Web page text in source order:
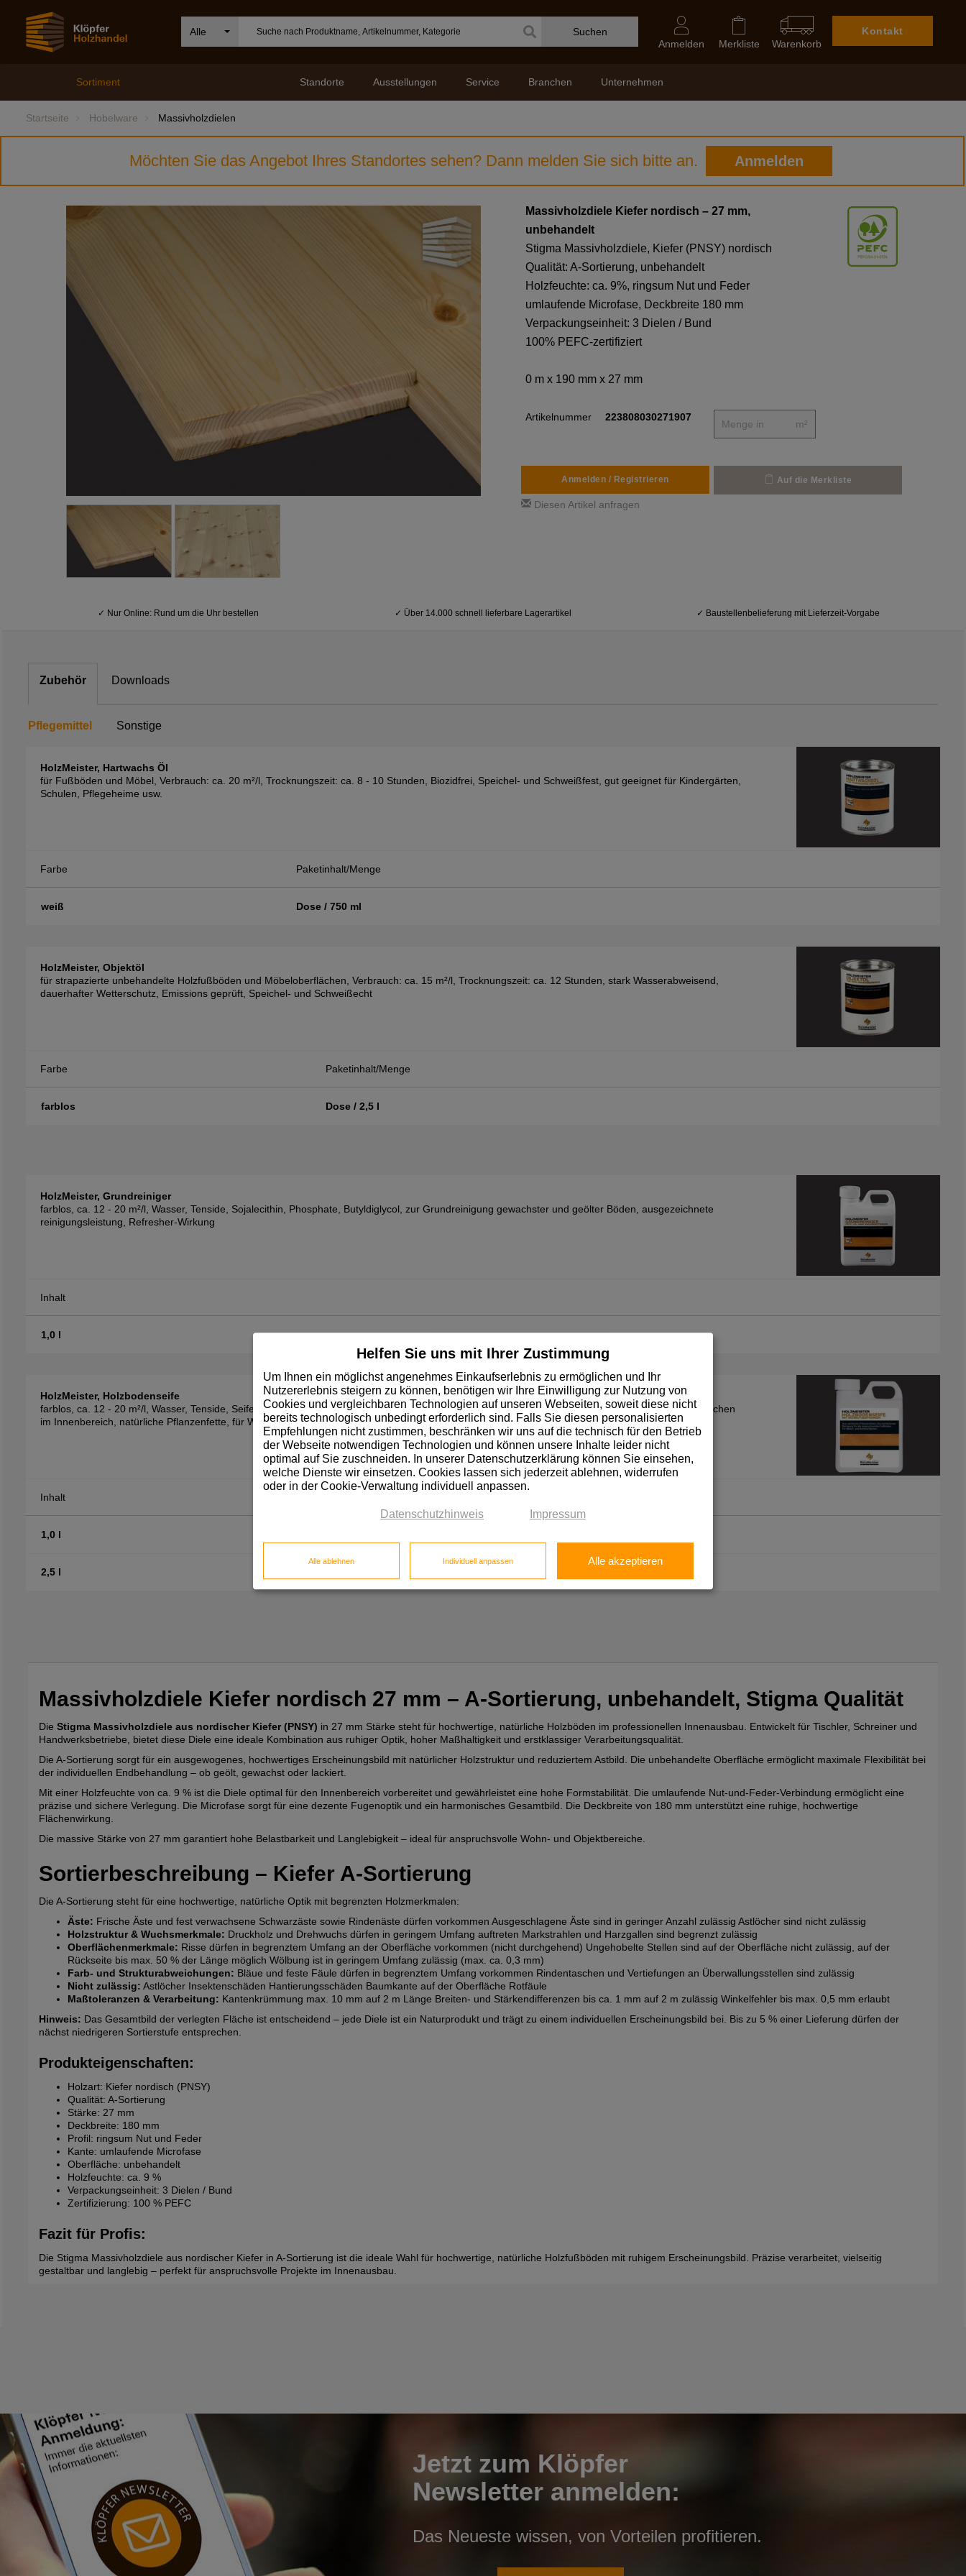
Alle Suchen
Kontakt
Warenkorb
Merkliste
Anmelden
Unternehmen
Branchen
Service
Ausstellungen
Standorte
Sortiment
Startseite Hobelware Massivholzdielen
Möchten Sie das Angebot Ihres Standortes sehen? Dann melden Sie sich bitte an. Anmelden
Massivholzdiele Kiefer nordisch – 27 mm,
unbehandelt
Stigma Massivholzdiele, Kiefer (PNSY) nordisch
Qualität: A-Sortierung, unbehandelt
Holzfeuchte: ca. 9%, ringsum Nut und Feder
umlaufende Microfase, Deckbreite 180 mm
Verpackungseinheit: 3 Dielen / Bund
100% PEFC-zertifiziert
0 m x 190 mm x 27 mm
Artikelnummer 223808030271907
m²
Anmelden / Registrieren Auf die Merkliste
Diesen Artikel anfragen
✓ Nur Online: Rund um die Uhr bestellen ✓ Über 14.000 schnell lieferbare Lagerartikel ✓ Baustellenbelieferung mit Lieferzeit-Vorgabe
Zubehör Downloads
Pflegemittel Sonstige
HolzMeister, Hartwachs Öl
für Fußböden und Möbel, Verbrauch: ca. 20 m²/l, Trocknungszeit: ca. 8 - 10 Stunden, Biozidfrei, Speichel- und Schweißfest, gut geeignet für Kindergärten,
Schulen, Pflegeheime usw.
Farbe Paketinhalt/Menge
weiß Dose / 750 ml
HolzMeister, Objektöl
für strapazierte unbehandelte Holzfußböden und Möbeloberflächen, Verbrauch: ca. 15 m²/l, Trocknungszeit: ca. 12 Stunden, stark Wasserabweisend,
dauerhafter Wetterschutz, Emissions geprüft, Speichel- und Schweißecht
Farbe Paketinhalt/Menge
farblos Dose / 2,5 l
HolzMeister, Grundreiniger
farblos, ca. 12 - 20 m²/l, Wasser, Tenside, Sojalecithin, Phosphate, Butyldiglycol, zur Grundreinigung gewachster und geölter Böden, ausgezeichnete
reinigungsleistung, Refresher-Wirkung
Inhalt
1,0 l
HolzMeister, Holzbodenseife
farblos, ca. 12 - 20 m²/l, Wasser, Tenside, Seife, Sojalezithin, Pottasche, Konservierungsmittel, reinigt und pflegt empfindliche Weich- und Hartholzflächen
im Innenbereich, natürliche Pflanzenfette, für Weich- und Hartholzflächen, für alle anspruchsvollen Fußböden
Inhalt
1,0 l
2,5 l
Massivholzdiele Kiefer nordisch 27 mm – A-Sortierung, unbehandelt, Stigma Qualität
Die Stigma Massivholzdiele aus nordischer Kiefer (PNSY) in 27 mm Stärke steht für hochwertige, natürliche Holzböden im professionellen Innenausbau. Entwickelt für Tischler, Schreiner und
Handwerksbetriebe, bietet diese Diele eine ideale Kombination aus ruhiger Optik, hoher Maßhaltigkeit und erstklassiger Verarbeitungsqualität.
Die A-Sortierung sorgt für ein ausgewogenes, hochwertiges Erscheinungsbild mit natürlicher Holzstruktur und reduziertem Astbild. Die unbehandelte Oberfläche ermöglicht maximale Flexibilität bei
der individuellen Endbehandlung – ob geölt, gewachst oder lackiert.
Mit einer Holzfeuchte von ca. 9 % ist die Diele optimal für den Innenbereich vorbereitet und gewährleistet eine hohe Formstabilität. Die umlaufende Nut-und-Feder-Verbindung ermöglicht eine
präzise und sichere Verlegung. Die Microfase sorgt für eine dezente Fugenoptik und ein harmonisches Gesamtbild. Die Deckbreite von 180 mm unterstützt eine ruhige, hochwertige
Flächenwirkung.
Die massive Stärke von 27 mm garantiert hohe Belastbarkeit und Langlebigkeit – ideal für anspruchsvolle Wohn- und Objektbereiche.
Sortierbeschreibung – Kiefer A-Sortierung
Die A-Sortierung steht für eine hochwertige, natürliche Optik mit begrenzten Holzmerkmalen:
Äste: Frische Äste und fest verwachsene Schwarzäste sowie Rindenäste dürfen vorkommen Ausgeschlagene Äste sind in geringer Anzahl zulässig Astlöcher sind nicht zulässig
Holzstruktur & Wuchsmerkmale: Druckholz und Drehwuchs dürfen in geringem Umfang auftreten Markstrahlen und Harzgallen sind begrenzt zulässig
Oberflächenmerkmale: Risse dürfen in begrenztem Umfang an der Oberfläche vorkommen (nicht durchgehend) Ungehobelte Stellen sind auf der Oberfläche nicht zulässig, auf der
Rückseite bis max. 50 % der Länge möglich Wölbung ist in geringem Umfang zulässig (max. ca. 0,3 mm)
Farb- und Strukturabweichungen: Bläue und feste Fäule dürfen in begrenztem Umfang vorkommen Rindentaschen und Vertiefungen an Überwallungsstellen sind zulässig
Nicht zulässig: Astlöcher Insektenschäden Hantierungsschäden Baumkante auf der Oberfläche Rotfäule
Maßtoleranzen & Verarbeitung: Kantenkrümmung max. 10 mm auf 2 m Länge Breiten- und Stärkendifferenzen bis ca. 1 mm auf 2 m zulässig Winkelfehler bis max. 0,5 mm erlaubt
Hinweis: Das Gesamtbild der verlegten Fläche ist entscheidend – jede Diele ist ein Naturprodukt und trägt zu einem individuellen Erscheinungsbild bei. Bis zu 5 % einer Lieferung dürfen der
nächst niedrigeren Sortierstufe entsprechen.
Produkteigenschaften:
Holzart: Kiefer nordisch (PNSY)
Qualität: A-Sortierung
Stärke: 27 mm
Deckbreite: 180 mm
Profil: ringsum Nut und Feder
Kante: umlaufende Microfase
Oberfläche: unbehandelt
Holzfeuchte: ca. 9 %
Verpackungseinheit: 3 Dielen / Bund
Zertifizierung: 100 % PEFC
Fazit für Profis:
Die Stigma Massivholzdiele aus nordischer Kiefer in A-Sortierung ist die ideale Wahl für hochwertige, natürliche Holzfußböden mit ruhigem Erscheinungsbild. Präzise verarbeitet, vielseitig
gestaltbar und langlebig – perfekt für anspruchsvolle Projekte im Innenausbau.
Jetzt zum Klöpfer
Newsletter anmelden:
Das Neueste wissen, von Vorteilen profitieren.
Helfen Sie uns mit Ihrer Zustimmung
Um Ihnen ein möglichst angenehmes Einkaufserlebnis zu ermöglichen und Ihr
Nutzererlebnis steigern zu können, benötigen wir Ihre Einwilligung zur Nutzung von
Cookies und vergleichbaren Technologien auf unseren Webseiten, soweit diese nicht
bereits technologisch unbedingt erforderlich sind. Falls Sie diesen personalisierten
Empfehlungen nicht zustimmen, beschränken wir uns auf die technisch für den Betrieb
der Webseite notwendigen Technologien und können unsere Inhalte leider nicht
optimal auf Sie zuschneiden. In unserer Datenschutzerklärung können Sie einsehen,
welche Dienste wir einsetzen. Cookies lassen sich jederzeit ablehnen, widerrufen
oder in der Cookie-Verwaltung individuell anpassen.
Datenschutzhinweis Impressum
Alle ablehnen Individuell anpassen Alle akzeptieren